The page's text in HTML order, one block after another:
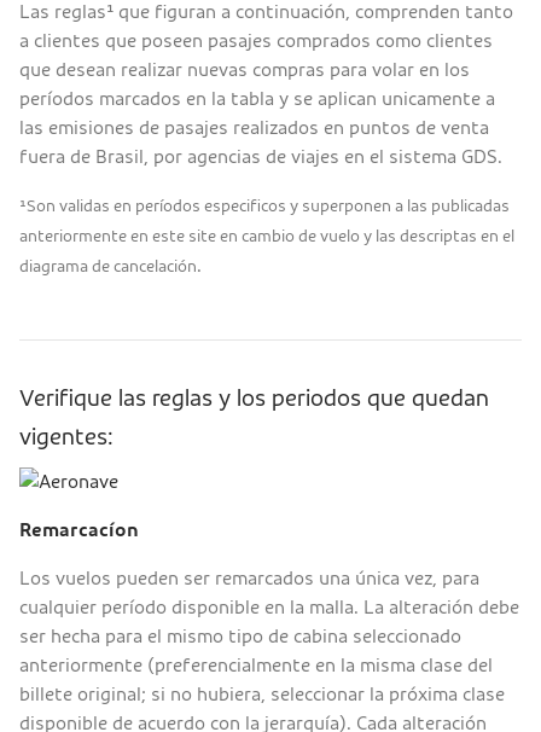
Las reglas¹ que figuran a continuación, comprenden tanto
a clientes que poseen pasajes comprados como clientes
que desean realizar nuevas compras para volar en los
períodos marcados en la tabla y se aplican unicamente a
las emisiones de pasajes realizados en puntos de venta
fuera de Brasil, por agencias de viajes en el sistema GDS.
¹Son validas en períodos especificos y superponen a las publicadas
anteriormente en este site en cambio de vuelo y las descriptas en el
diagrama de cancelación.
Verifique las reglas y los periodos que quedan
vigentes:
Remarcacíon
Los vuelos pueden ser remarcados una única vez, para
cualquier período disponible en la malla. La alteración debe
ser hecha para el mismo tipo de cabina seleccionado
anteriormente (preferencialmente en la misma clase del
billete original; si no hubiera, seleccionar la próxima clase
disponible de acuerdo con la jerarquía). Cada alteración